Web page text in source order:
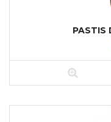
PASTIS